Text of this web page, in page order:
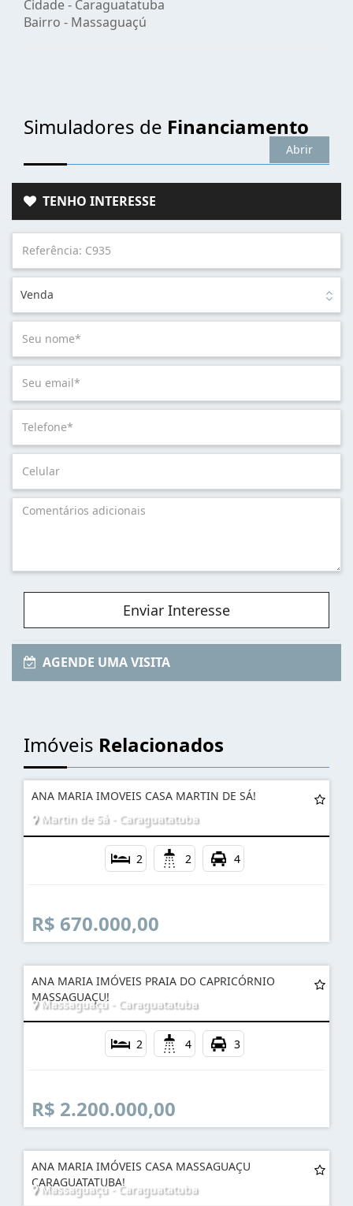
Cidade - Caraguatatuba
Bairro - Massaguaçú
Simuladores de Financiamento
Abrir
TENHO INTERESSE
Venda
Enviar Interesse
ImóveisRelacionados
ANA MARIA IMOVEIS CASA MARTIN DE SÁ!
2
R$ 670.000,00
ANA MARIA IMÓVEIS PRAIA DO CAPRICÓRNIO
MASSAGUAÇU!
2
R$ 2.200.000,00